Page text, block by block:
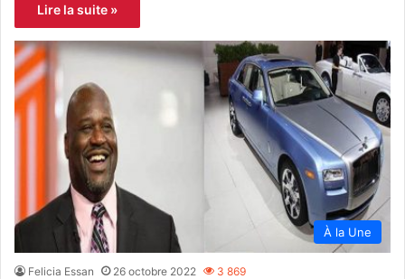
Lire la suite »
À la Une
Felicia Essan 26 octobre 2022 3 869